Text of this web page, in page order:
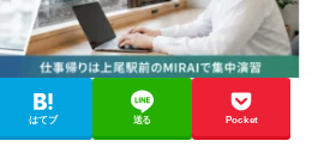
はてブ 送る Pocket